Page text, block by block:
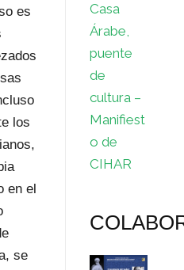
es
los
en el
se
Casa
Árabe,
puente
de
cultura –
Manifiest
o de
CIHAR